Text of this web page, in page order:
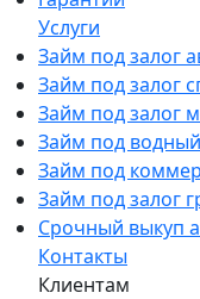
Услуги
Займ под залог
Займ под залог
Займ под залог
Займ под
Займ под
Займ под залог
Срочный выкуп
Контакты
Клиентам